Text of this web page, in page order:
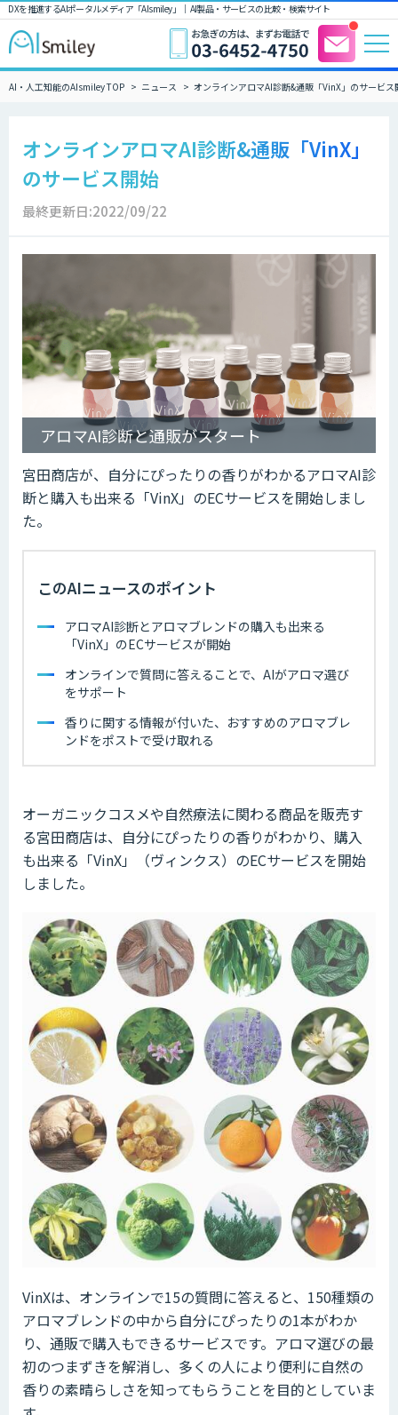
DXを推進するAIポータルメディア「AIsmiley」｜ AI製品・サービスの比較・検索サイト
AI・人工知能のAIsmiley TOP ニュース オンラインアロマAI診断&通販「VinX」のサービス
オンラインアロマAI診断&通販「VinX」
のサービス開始
最終更新日:2022/09/22
アロマAI診断と通販がスタート
宮田商店が、自分にぴったりの香りがわかるアロマAI診
断と購入も出来る「VinX」のECサービスを開始しまし
た。
このAIニュースのポイント
アロマAI診断とアロマブレンドの購入も出来る
「VinX」のECサービスが開始
オンラインで質問に答えることで、AIがアロマ選び
をサポート
香りに関する情報が付いた、おすすめのアロマブレ
ンドをポストで受け取れる
オーガニックコスメや自然療法に関わる商品を販売す
る宮田商店は、自分にぴったりの香りがわかり、購入
も出来る「VinX」（ヴィンクス）のECサービスを開始
しました。
VinXは、オンラインで15の質問に答えると、150種類の
アロマブレンドの中から自分にぴったりの1本がわか
り、通販で購入もできるサービスです。アロマ選びの最
初のつまずきを解消し、多くの人により便利に自然の
香りの素晴らしさを知ってもらうことを目的としていま